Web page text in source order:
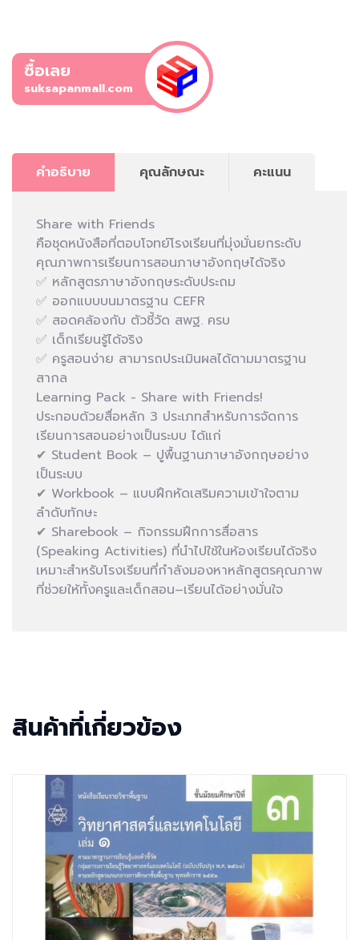
ซื้อเลย
suksapanmall.com
คำอธิบาย คุณลักษณะ คะแนน
Share with Friends
คือชุดหนังสือที่ตอบโจทย์โรงเรียนที่มุ่งมั่นยกระดับ
คุณภาพการเรียนการสอนภาษาอังกฤษได้จริง
✅ หลักสูตรภาษาอังกฤษระดับประถม
✅ ออกแบบบนมาตรฐาน CEFR
✅ สอดคล้องกับ ตัวชี้วัด สพฐ. ครบ
✅ เด็กเรียนรู้ได้จริง
✅ ครูสอนง่าย สามารถประเมินผลได้ตามมาตรฐาน
สากล
Learning Pack - Share with Friends!
ประกอบด้วยสื่อหลัก 3 ประเภทสำหรับการจัดการ
เรียนการสอนอย่างเป็นระบบ ได้แก่
✔ Student Book – ปูพื้นฐานภาษาอังกฤษอย่าง
เป็นระบบ
✔ Workbook – แบบฝึกหัดเสริมความเข้าใจตาม
ลำดับทักษะ
✔ Sharebook – กิจกรรมฝึกการสื่อสาร
(Speaking Activities) ที่นำไปใช้ในห้องเรียนได้จริง
เหมาะสำหรับโรงเรียนที่กำลังมองหาหลักสูตรคุณภาพ
ที่ช่วยให้ทั้งครูและเด็กสอน–เรียนได้อย่างมั่นใจ
สินค้าที่เกี่ยวข้อง